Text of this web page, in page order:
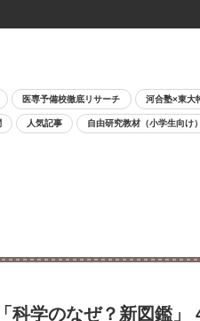
医専予備校徹底リサーチ 河合塾×東大
人気記事 自由研究教材（小学生向け）
科学のなぜ？新図鑑」